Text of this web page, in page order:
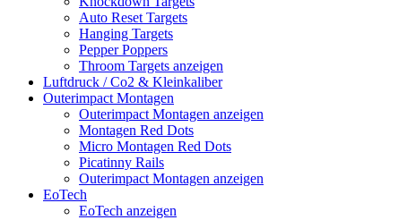
Auto Reset Targets
Hanging Targets
Pepper Poppers
Throom Targets anzeigen
Luftdruck / Co2 & Kleinkaliber
Outerimpact Montagen
Outerimpact Montagen anzeigen
Montagen Red Dots
Micro Montagen Red Dots
Picatinny Rails
Outerimpact Montagen anzeigen
EoTech
EoTech anzeigen